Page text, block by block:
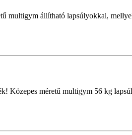
multigym állítható lapsúlyokkal,
Közepes méretű multigym 56 kg